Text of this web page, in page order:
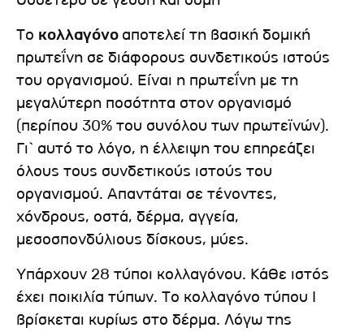
Το κολλαγόνο αποτελεί τη βασική δομική
πρωτεΐνη σε διάφορους συνδετικούς ιστούς
του οργανισμού. Είναι η πρωτεΐνη με τη
μεγαλύτερη ποσότητα στον οργανισμό
(περίπου 30% του συνόλου των πρωτεϊνών).
Γι` αυτό το λόγο, η έλλειψη του επηρεάζει
όλους τους συνδετικούς ιστούς του
οργανισμού. Απαντάται σε τένοντες,
χόνδρους, οστά, δέρμα, αγγεία,
μεσοσπονδύλιους δίσκους, μύες.
Υπάρχουν 28 τύποι κολλαγόνου. Κάθε ιστός
έχει ποικιλία τύπων. Το κολλαγόνο τύπου Ι
βρίσκεται κυρίως στο δέρμα. Λόγω της